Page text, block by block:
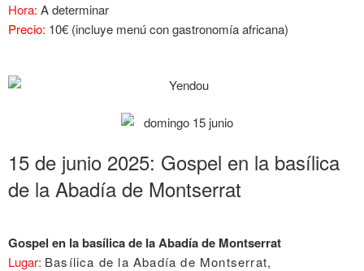
Hora: A determinar
Precio: 10€ (incluye menú con gastronomía africana)
15 de junio 2025: Gospel en la basílica
de la Abadía de Montserrat
Gospel en la basílica de la Abadía de Montserrat
Lugar: Basílica de la Abadía de Montserrat,